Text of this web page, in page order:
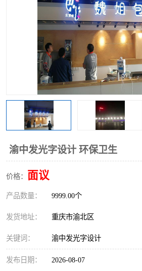
渝中发光字设计 环保卫生
价格： 面议
产品数量： 9999.00个
发货地址： 重庆市渝北区
关键词： 渝中发光字设计
发布日期： 2026-08-07